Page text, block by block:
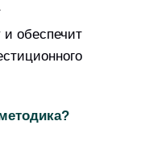
и обеспечит